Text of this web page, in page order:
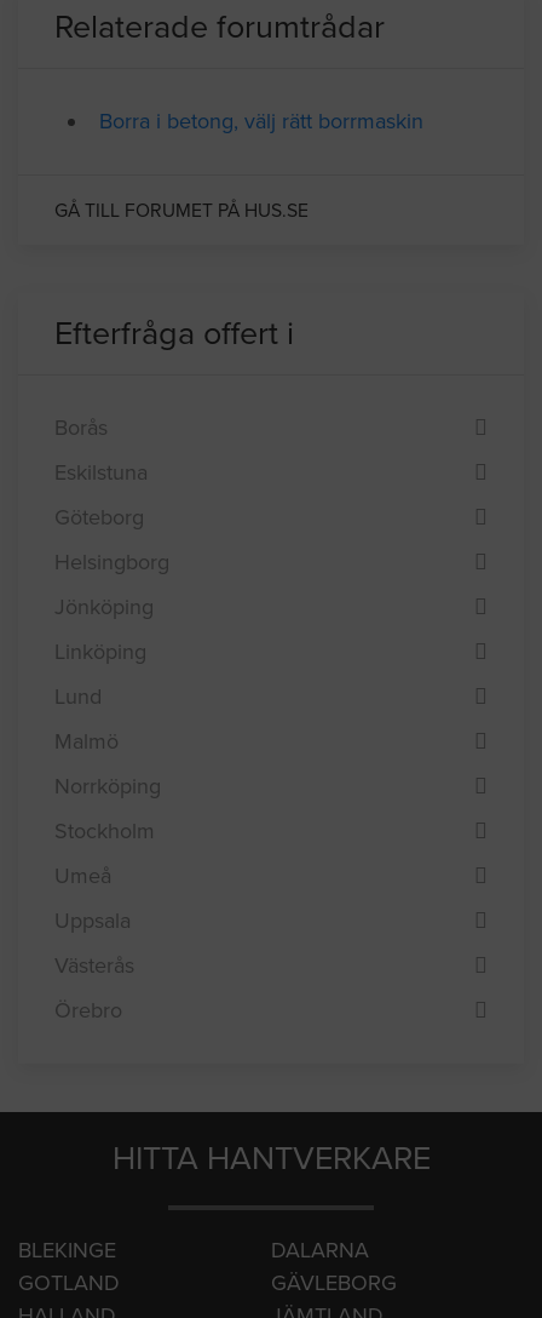
Relaterade forumtrådar
Borra i betong, välj rätt borrmaskin
Efterfråga offert i
Borås
Eskilstuna
Göteborg
Helsingborg
Jönköping
Linköping
Lund
Malmö
Norrköping
Stockholm
Umeå
Uppsala
Örebro
HITTA HANTVERKARE